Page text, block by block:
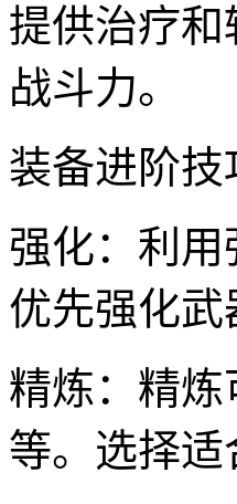
提供治疗
战斗力。
装备进阶技
强化：利
优先强化
精炼：精
等。选择